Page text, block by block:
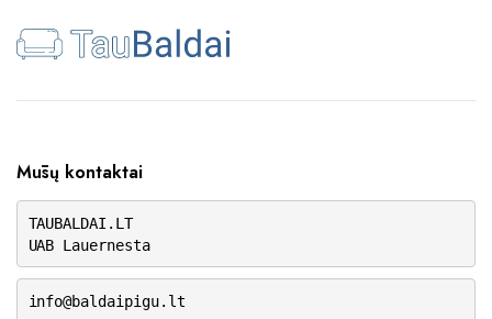
Mūsų kontaktai
TAUBALDAI.LT
UAB Lauernesta
info@baldaipigu.lt